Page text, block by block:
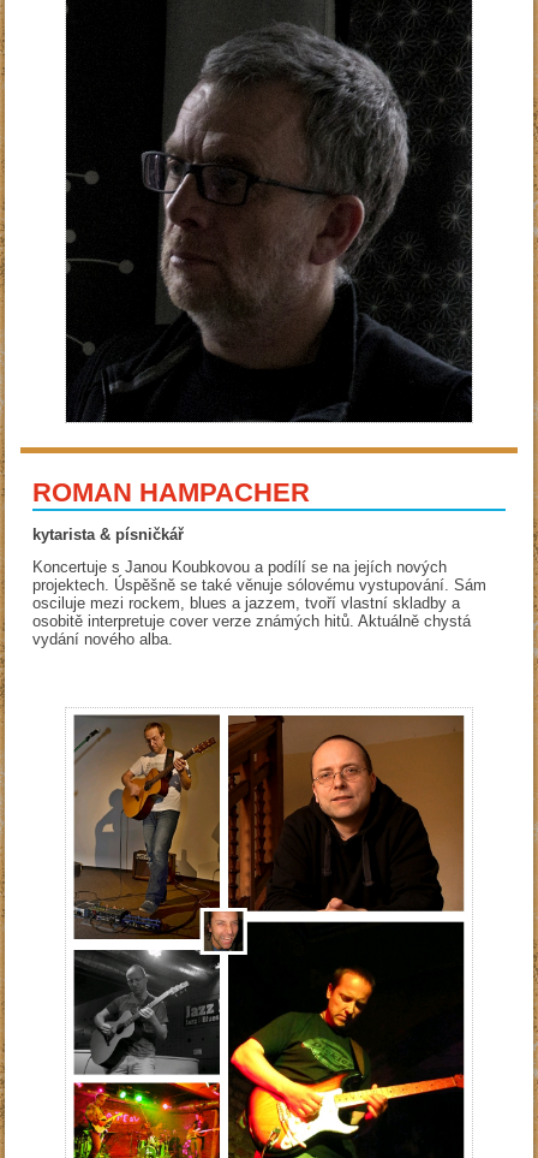
ROMAN HAMPACHER
kytarista & písničkář
Koncertuje s Janou Koubkovou a podílí se na jejích nových
projektech. Úspěšně se také věnuje sólovému vystupování. Sám
osciluje mezi rockem, blues a jazzem, tvoří vlastní skladby a
osobitě interpretuje cover verze známých hitů. Aktuálně chystá
vydání nového alba.